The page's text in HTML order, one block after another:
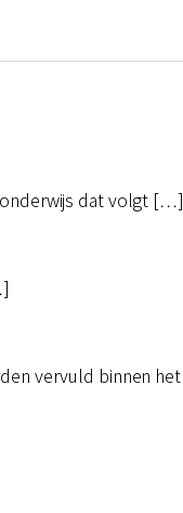
onderwijs dat volgt […]
vervuld binnen het